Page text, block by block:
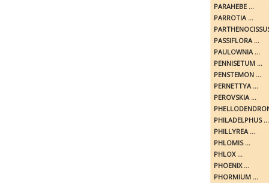
PARAHEBE ...
PARROTIA ...
PASSIFLORA ...
PAULOWNIA ...
PENNISETUM ...
PENSTEMON ...
PERNETTYA ...
PEROVSKIA ...
PHILADELPHUS ...
PHILLYREA ...
PHLOMIS ...
PHLOX ...
PHOENIX ...
PHORMIUM ...